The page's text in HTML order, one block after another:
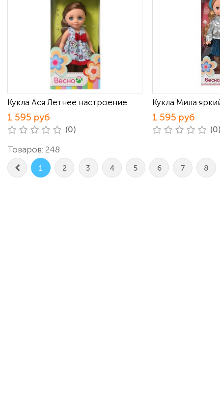
Кукла Ася Летнее настроение
1 595 руб
(0)
Кукла Мила
1 595 руб
Товаров: 248
1 2 3 4 5 6 7 8